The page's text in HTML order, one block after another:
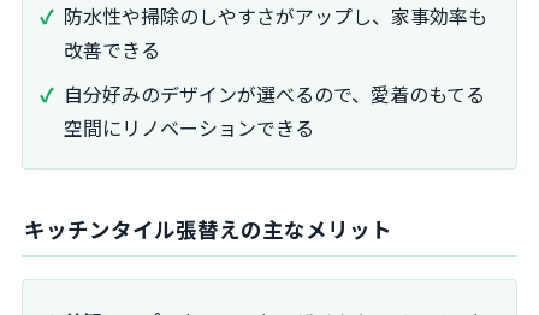
防水性や掃除のしやすさがアップし、家事効率も
改善できる
自分好みのデザインが選べるので、愛着のもてる
空間にリノベーションできる
キッチンタイル張替えの主なメリット